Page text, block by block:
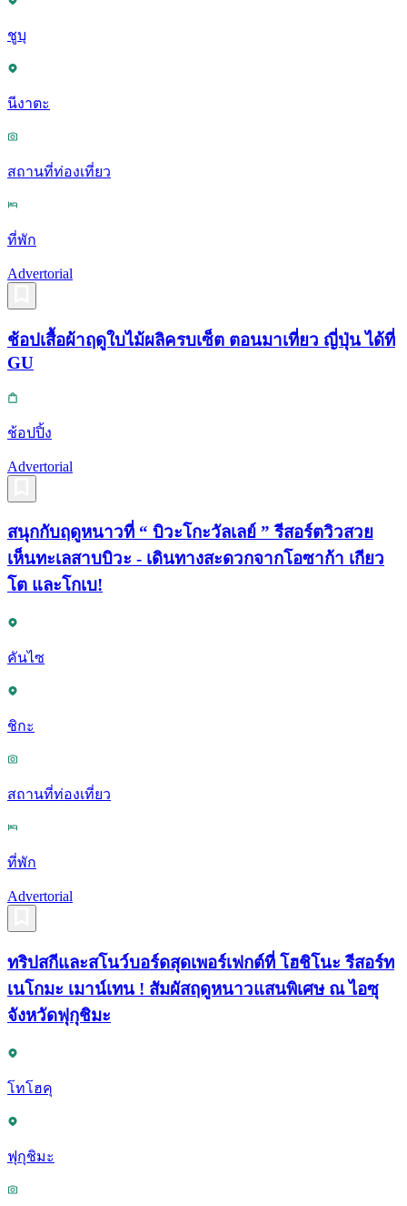
ชูบุ
นีงาตะ
สถานที่ท่องเที่ยว
ที่พัก
Advertorial
ช้อปเสื้อผ้าฤดูใบไม้ผลิครบเซ็ต ตอนมาเที่ยว ญี่ปุ่น ได้ที่
GU
ช้อปปิ้ง
Advertorial
สนุกกับฤดูหนาวที่ “ บิวะโกะวัลเลย์ ” รีสอร์ตวิวสวย
เห็นทะเลสาบบิวะ - เดินทางสะดวกจากโอซาก้า เกียว
โต และโกเบ!
คันไซ
ชิกะ
สถานที่ท่องเที่ยว
ที่พัก
Advertorial
ทริปสกีและสโนว์บอร์ดสุดเพอร์เฟกต์ที่ โฮชิโนะ รีสอร์ท
เนโกมะ เมาน์เทน ! สัมผัสฤดูหนาวแสนพิเศษ ณ ไอซุ
จังหวัดฟุกุชิมะ
โทโฮคุ
ฟุกุชิมะ